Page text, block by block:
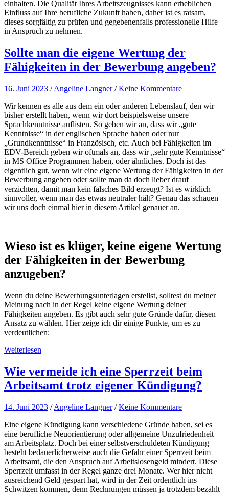
einhalten. Die Qualität Ihres Arbeitszeugnisses kann erheblichen
Einfluss auf Ihre berufliche Zukunft haben, daher ist es ratsam,
dieses sorgfältig zu prüfen und gegebenenfalls professionelle Hilfe
in Anspruch zu nehmen.
Sollte man die eigene Wertung der
Fähigkeiten in der Bewerbung angeben?
16. Juni 2023 /Angeline Langner /Keine Kommentare
Wir kennen es alle aus dem ein oder anderen Lebenslauf, den wir
bisher erstellt haben, wenn wir dort beispielsweise unsere
Sprachkenntnisse auflisten. So geben wir an, dass wir „gute
Kenntnisse“ in der englischen Sprache haben oder nur
„Grundkenntnisse“ in Französisch, etc. Auch bei Fähigkeiten im
EDV-Bereich geben wir oftmals an, dass wir „sehr gute Kenntnisse“
in MS Office Programmen haben, oder ähnliches. Doch ist das
eigentlich gut, wenn wir eine eigene Wertung der Fähigkeiten in der
Bewerbung angeben oder sollte man da doch lieber drauf
verzichten, damit man kein falsches Bild erzeugt? Ist es wirklich
sinnvoller, wenn man das etwas neutraler hält? Genau das schauen
wir uns doch einmal hier in diesem Artikel genauer an.
Wieso ist es klüger, keine eigene Wertung
der Fähigkeiten in der Bewerbung
anzugeben?
Wenn du deine Bewerbungsunterlagen erstellst, solltest du meiner
Meinung nach in der Regel keine eigene Wertung deiner
Fähigkeiten angeben. Es gibt auch sehr gute Gründe dafür, diesen
Ansatz zu wählen. Hier zeige ich dir einige Punkte, um es zu
verdeutlichen:
Weiterlesen
Wie vermeide ich eine Sperrzeit beim
Arbeitsamt trotz eigener Kündigung?
14. Juni 2023 /Angeline Langner /Keine Kommentare
Eine eigene Kündigung kann verschiedene Gründe haben, sei es
eine berufliche Neuorientierung oder allgemeine Unzufriedenheit
am Arbeitsplatz. Doch bei einer selbstverschuldeten Kündigung
besteht bedauerlicherweise auch die Gefahr einer Sperrzeit beim
Arbeitsamt, die den Anspruch auf Arbeitslosengeld mindert. Diese
Sperrzeit umfasst in der Regel ganze drei Monate. Wer hier nicht
ausreichend Geld gespart hat, wird in der Zeit ordentlich ins
Schwitzen kommen, denn Rechnungen müssen ja trotzdem bezahlt